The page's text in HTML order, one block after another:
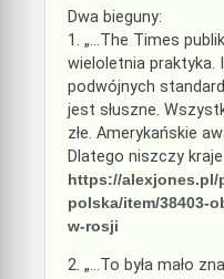
Dwa bieguny:
1. „…The Times
wieloletnia praktyka.
podwójnych
jest słuszne.
złe. Amerykańskie
Dlatego niszczy
https://
polska/item/38403-
w-rosji
2. „…To była mało